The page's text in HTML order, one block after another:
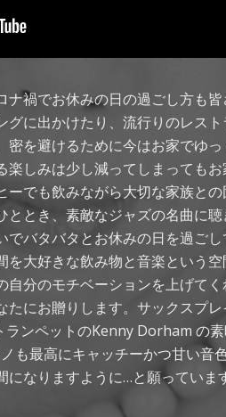
ナ禍でお休みの日の過ごし方も
グに出かけたり、流行りのレス
密を避けるために今はお家でゆ
楽しみは少し減ってしまっても
ーでも飲みながら大切な家族と
ととき、素敵なジャズの名曲に
バタバタとお休みの日を過ご
を大好きな飲み物と音楽という
自分のモチベーションを上げて
たにお贈りします。サックスプ
ンペットのKenny Dorham の素
も最高にキャッチーかつ甘い音
なりますように…と願っていま